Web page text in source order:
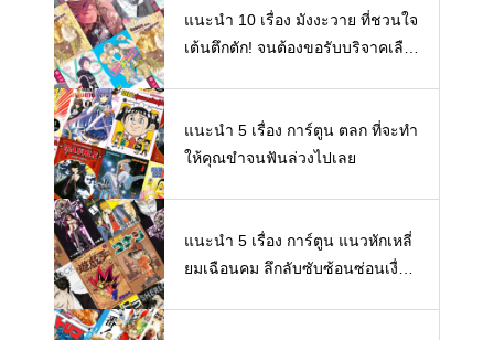
แนะนำ 10 เรื่อง มังงะวาย ที่ชวนใจ
เต้นตึกตัก! จนต้องขอรับบริจาคเลือ
แนะนำ 5 เรื่อง การ์ตูน ตลก ที่จะทำ
ให้คุณขำจนฟันล่วงไปเลย
แนะนำ 5 เรื่อง การ์ตูน แนวหักเหลี่
ยมเฉือนคม ลึกลับซับซ้อนซ่อนเงื่อน